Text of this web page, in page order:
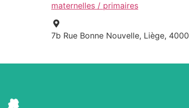
maternelles / primaires
7b Rue Bonne Nouvelle, Liège, 4000